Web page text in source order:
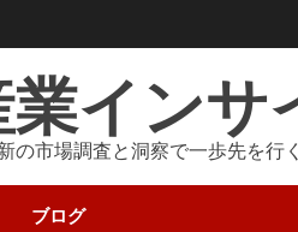
インサ
の市場調査と洞察で一歩先を行く
ブログ